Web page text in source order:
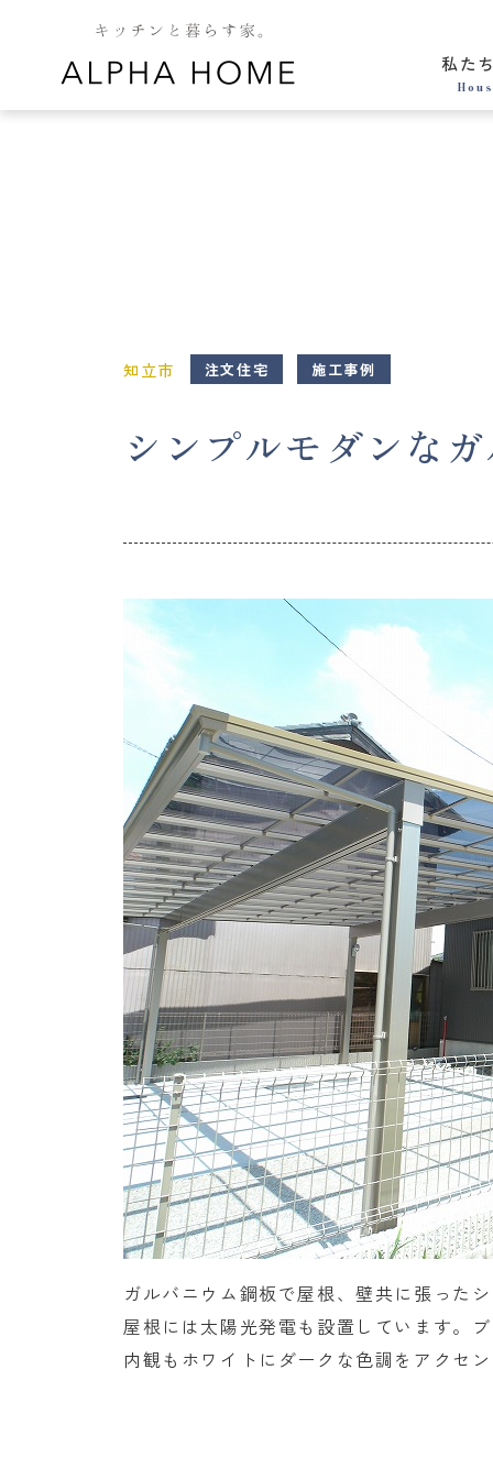
私た
知立市 注文住宅 施工事例
シンプルモダンな
ガルバニウム鋼板で屋根、壁共に張った
屋根には太陽光発電も設置しています。
内観もホワイトにダークな色調をアクセ